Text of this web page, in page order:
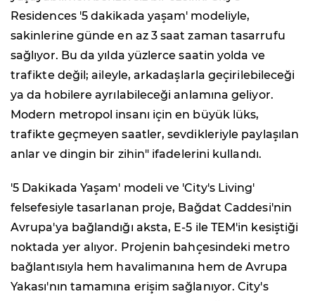
Residences '5 dakikada yaşam' modeliyle,
sakinlerine günde en az 3 saat zaman tasarrufu
sağlıyor. Bu da yılda yüzlerce saatin yolda ve
trafikte değil; aileyle, arkadaşlarla geçirilebileceği
ya da hobilere ayrılabileceği anlamına geliyor.
Modern metropol insanı için en büyük lüks,
trafikte geçmeyen saatler, sevdikleriyle paylaşılan
anlar ve dingin bir zihin" ifadelerini kullandı.
'5 Dakikada Yaşam' modeli ve 'City's Living'
felsefesiyle tasarlanan proje, Bağdat Caddesi'nin
Avrupa'ya bağlandığı aksta, E-5 ile TEM'in kesiştiği
noktada yer alıyor. Projenin bahçesindeki metro
bağlantısıyla hem havalimanına hem de Avrupa
Yakası'nın tamamına erişim sağlanıyor. City's